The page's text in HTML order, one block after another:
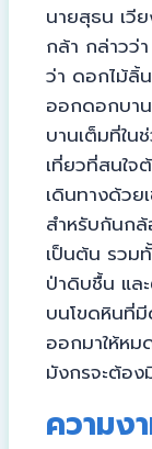
นายสุธน เวี
กล้า กล่าวว่
ว่า ดอกไม้ลิ้
ออกดอกบาน
บานเต็มที่ใ
เที่ยวที่สนใจ
เดินทางด้ว
สำหรับกันกล้
เป็นต้น รวม
ป่าดิบชื้น แล
บนโขดหินที่
ออกมาให้หม
มังกรจะต้อง
ความง